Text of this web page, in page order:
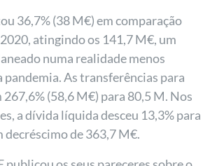
36,7% (38 M€) em comparação
atingindo os 141,7 M€, um
numa realidade menos
As transferências para
(58,6 M€) para 80,5 M. Nos
a dívida líquida desceu 13,3% para
decréscimo de 363,7 M€.